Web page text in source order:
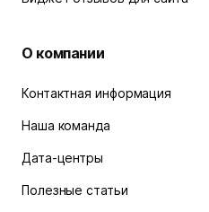
О компании
Контактная информация
Наша команда
Дата-центры
Полезные статьи